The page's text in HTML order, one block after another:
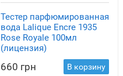
Тестер парфюмированная
вода Lalique Encre 1935
Rose Royale 100мл
(лицензия)
660 грн В корзину